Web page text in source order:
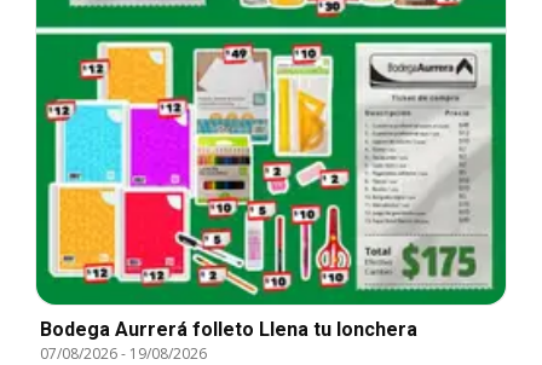
Bodega Aurrerá folleto Llena tu lonchera
07/08/2026- 19/08/2026